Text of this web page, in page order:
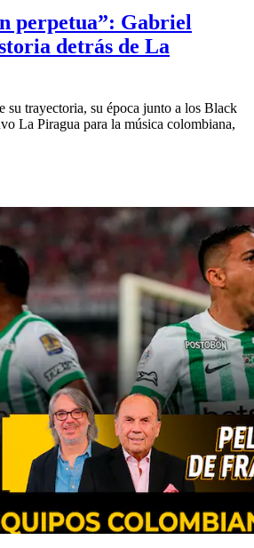
perpetua”: Gabriel
detrás de La
su trayectoria, su época junto a los Black
La Piragua para la música colombiana,